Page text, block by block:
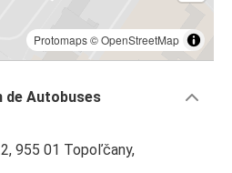
Protomaps©OpenStreetMap
de Autobuses
955 01 Topoľčany,